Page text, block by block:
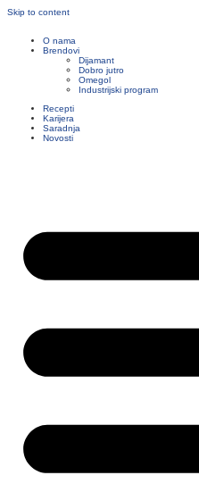
Skip to content
O nama
Brendovi
Dijamant
Dobro jutro
Omegol
Industrijski program
Recepti
Karijera
Saradnja
Novosti